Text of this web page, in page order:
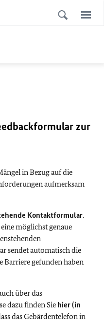
zur
in Bezug auf die
aufmerksam
Kontaktformular.
möglichst genaue
sendet automatisch die
Barriere gefunden haben
über das
dazu finden Sie hier (in
das Gebärdentelefon in